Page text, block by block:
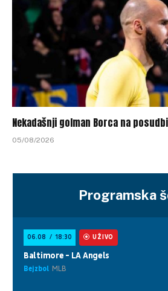
Nekadašnji golman Borca na
05/08/2026
Programska